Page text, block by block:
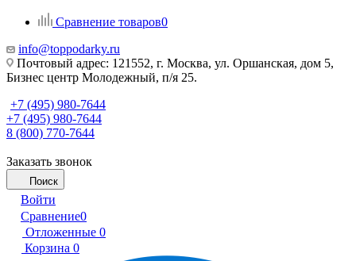
Сравнение товаров0
info@toppodarky.ru
Почтовый адрес: 121552, г. Москва, ул. Оршанская, дом 5,
Бизнес центр Молодежный, п/я 25.
+7 (495) 980-7644
+7 (495) 980-7644
8 (800) 770-7644
Заказать звонок
Поиск
Войти
Сравнение0
Отложенные 0
Корзина 0